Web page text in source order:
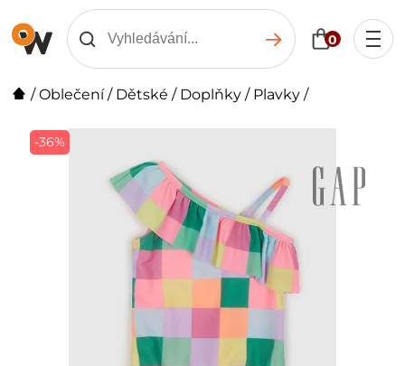
0
/Oblečení/ Dětské / Doplňky / Plavky /
-36%